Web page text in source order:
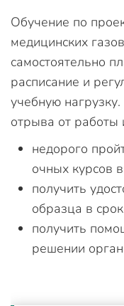
Обучение по
медицинских
самостоятельно
расписание и
учебную
отрыва от работы
недорого
очных курсов
получить
образца в
получить
решении